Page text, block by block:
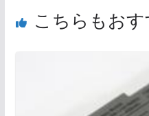
こちらもお